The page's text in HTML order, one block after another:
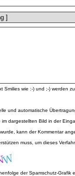
Smilies wie :-) und ;-) werden
und automatische
im dargestellten Bild in der
kann der Kommentar
muss, um dieses
der Spamschutz-Grafik